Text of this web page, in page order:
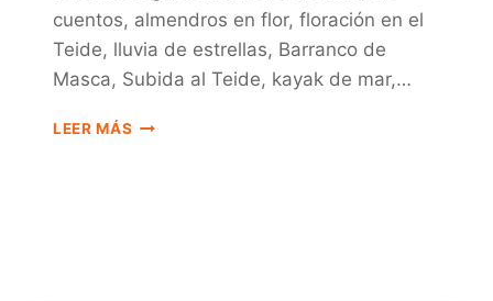
cuentos, almendros en flor, floración en el
Teide, lluvia de estrellas, Barranco de
Masca, Subida al Teide, kayak de mar,…
LEER MÁS ESTAS